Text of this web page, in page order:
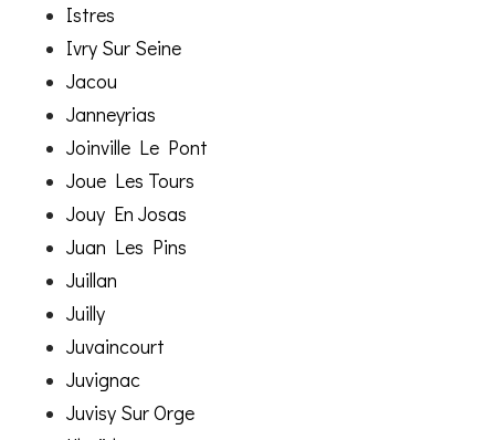
Istres
Ivry Sur Seine
Jacou
Janneyrias
Joinville Le Pont
Joue Les Tours
Jouy En Josas
Juan Les Pins
Juillan
Juilly
Juvaincourt
Juvignac
Juvisy Sur Orge